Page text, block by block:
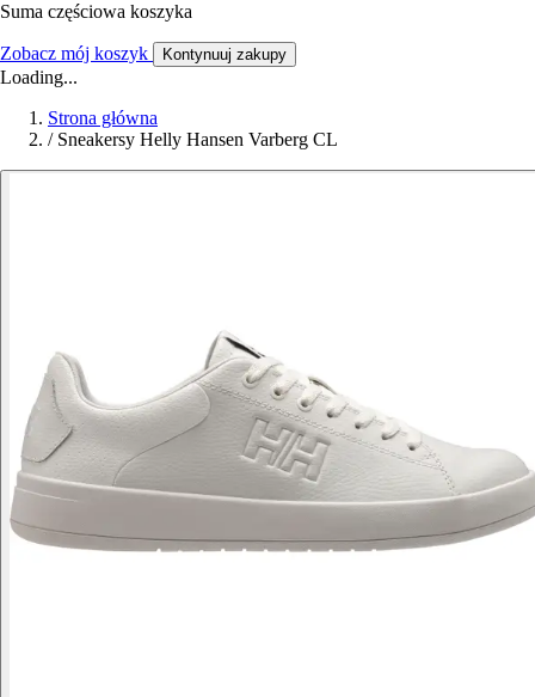
Suma częściowa koszyka
Zobacz mój koszyk Kontynuuj zakupy
Loading...
Strona główna
/ Sneakersy Helly Hansen Varberg CL